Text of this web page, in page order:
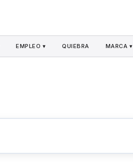
EMPLEO ▾ QUIEBRA MARCA ▾